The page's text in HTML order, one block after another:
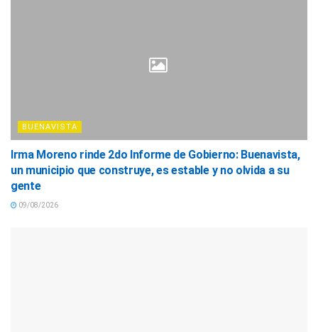
BUENAVISTA
Irma Moreno rinde 2do Informe de Gobierno: Buenavista,
un municipio que construye, es estable y no olvida a su
gente
09/08/2026